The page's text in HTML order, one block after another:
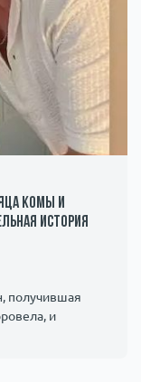
комы и
история
получившая
и